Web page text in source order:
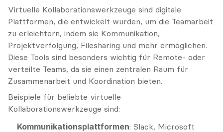
Virtuelle Kollaborationswerkzeuge sind digitale
Plattformen, die entwickelt wurden, um die Teamarbeit
zu erleichtern, indem sie Kommunikation,
Projektverfolgung, Filesharing und mehr ermöglichen.
Diese Tools sind besonders wichtig für Remote- oder
verteilte Teams, da sie einen zentralen Raum für
Zusammenarbeit und Koordination bieten.
Beispiele für beliebte virtuelle
Kollaborationswerkzeuge sind:
Kommunikationsplattformen: Slack, Microsoft